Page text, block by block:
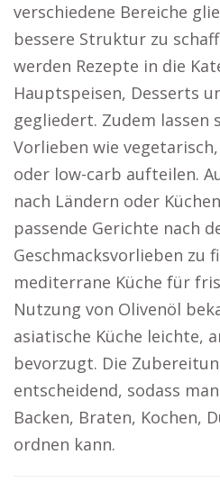
verschiedene Bereiche
bessere Struktur zu
werden Rezepte in die
Hauptspeisen, Desserts
gegliedert. Zudem lassen
Vorlieben wie
oder low-carb aufteilen.
nach Ländern oder
passende Gerichte nach
Geschmacksvorlieben zu
mediterrane Küche für
Nutzung von Olivenöl
asiatische Küche leichte,
bevorzugt. Die
entscheidend, sodass
Backen, Braten, Kochen,
ordnen kann.